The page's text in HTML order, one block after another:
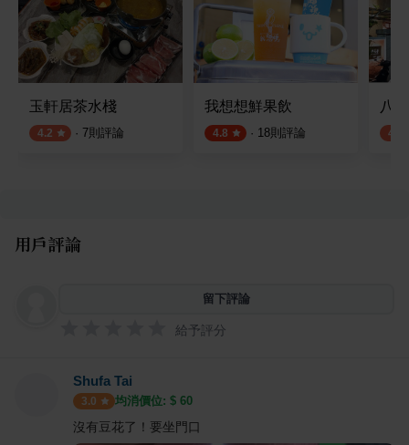
玉軒居茶水棧
4.2 · 7則評論
我想想鮮果飲
4.8 · 18則評論
八
4.2
用戶評論
留下評論
給予評分
Shufa Tai
3.0 均消價位: $ 60
沒有豆花了！要坐門口